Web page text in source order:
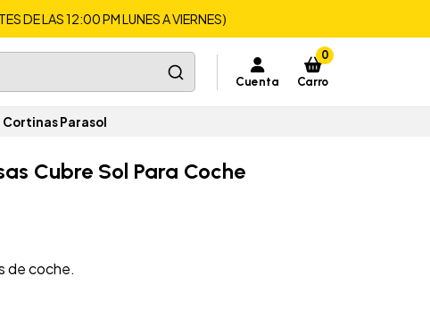
DE LAS 12:00 PM LUNES A VIERNES)
Cuenta
0
Carro
Cortinas Parasol
Cubre Sol Para Coche
de coche.